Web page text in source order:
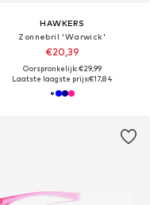
HAWKERS
Zonnebril 'Warwick'
€20,39
Oorspronkelijk: €29,99
Laatste laagste prijs:€17,84